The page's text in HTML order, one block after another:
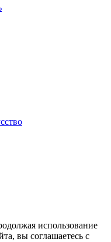
использование
вы соглашаетесь с